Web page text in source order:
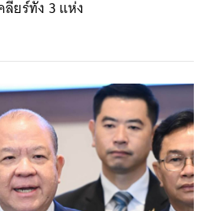
ลียร์ทั้ง 3 แห่ง